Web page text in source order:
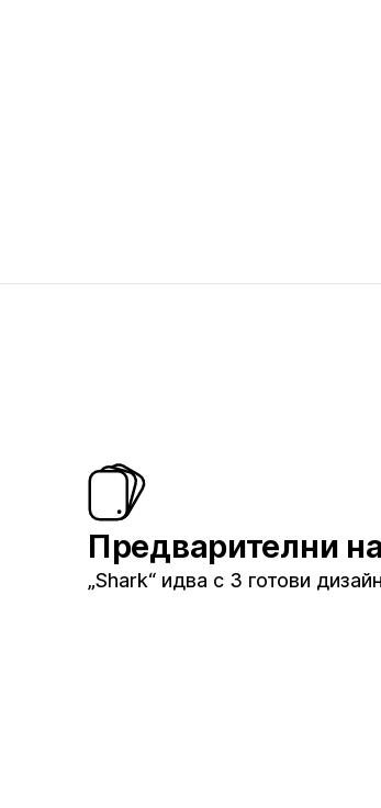
Предварителни
„Shark“ идва с 3 готови